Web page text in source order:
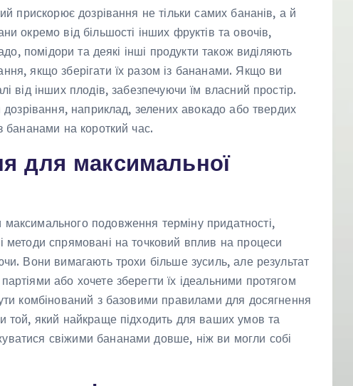
прискорює дозрівання не тільки самих бананів, а й
окремо від більшості інших фруктів та овочів,
помідори та деякі інші продукти також виділяють
якщо зберігати їх разом із бананами. Якщо ви
від інших плодів, забезпечуючи їм власний простір.
наприклад, зелених авокадо або твердих
бананами на короткий час.
для максимальної
подовження терміну придатності,
методи спрямовані на точковий вплив на процеси
Вони вимагають трохи більше зусиль, але результат
або хочете зберегти їх ідеальними протягом
комбінований з базовими правилами для досягнення
той, який найкраще підходить для ваших умов та
свіжими бананами довше, ніж ви могли собі